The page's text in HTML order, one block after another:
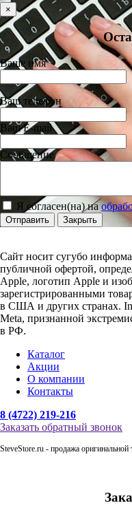
×
Ваше имя
Ваш телефон
Ваш E-mail
Сообщение
Я согласен(на) на
Отправить Закрыть
Сайт носит сугубо
публичной офертой,
Apple, логотип Apple и
зарегистрированными
в США и других странах.
Meta, признанной
в РФ.
Каталог
Акции
О компании
Контакты
8 (4722) 219-216
Заказать обратный звонок
SteveStore.ru - продажа